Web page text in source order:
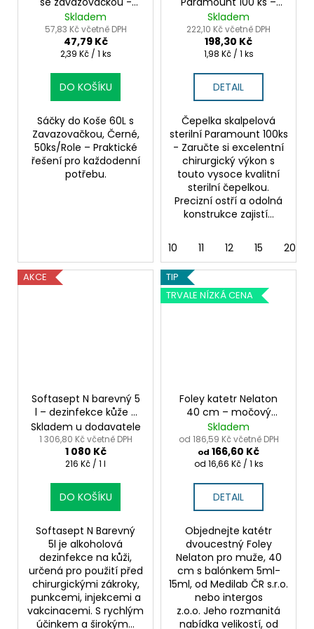
jednorázové použití
Skladem
57,83 Kč včetně DPH
47,79 Kč
Měrná
2,39 Kč / 1 ks
DO KOŠÍKU
Sáčky do Koše 60L s
Zavazovačkou, Černé,
50ks/Role – Praktické
řešení pro každodenní
potřebu.
sterilní čepelka pro
chirurgii
Skladem
222,10 Kč včetně DPH
198,30 Kč
Měrná
1,98 Kč / 1 ks
DETAIL
Čepelka skalpelová
sterilní Paramount 100ks
- Zaručte si excelentní
chirurgický výkon s
touto vysoce kvalitní
sterilní čepelkou.
Precizní ostří a odolná
konstrukce zajistí...
10 11 12 15 20
AKCE
Softasept N barevný 5
l – dezinfekce kůže s
barevným indikátorem
Skladem u dodavatele
1 306,80 Kč včetně DPH
1 080 Kč
Měrná
216 Kč / 1 l
DO KOŠÍKU
Softasept N Barevný
5l je alkoholová
dezinfekce na kůži,
určená pro použití před
chirurgickými zákroky,
punkcemi, injekcemi a
vakcinacemi. S rychlým
účinkem a širokým...
TIP
TRVALE NÍZKÁ CENA
Foley katetr Nelaton
40 cm – močový
katetr s balónkem pro
muže 10ks
Skladem
od 186,59 Kč včetně DPH
od 166,60 Kč
Měrná
od 16,66 Kč / 1 ks
DETAIL
Objednejte katétr
dvoucestný Foley
Nelaton pro muže, 40
cm s balónkem 5ml-
15ml, od Medilab ČR s.r.o.
nebo intergos
z.o.o. Jeho rozmanitá
nabídka velikostí, od